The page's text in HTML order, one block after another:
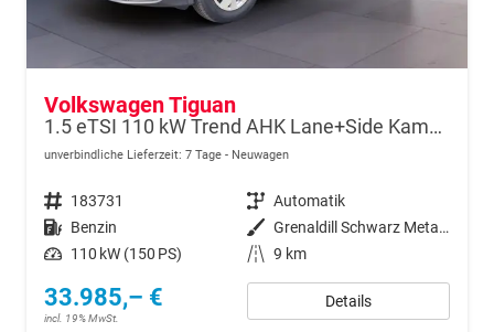
Volkswagen Tiguan
1.5 eTSI 110 kW Trend AHK Lane+Side Kamera VZE
unverbindliche Lieferzeit: 7 Tage Neuwagen
Fahrzeugnr. 183731 Getriebe Automatik
Kraftstoff Benzin Außenfarbe
Grenaldill Schwarz Metallic
Leistung 110 kW (150 PS) Kilometerstand 9 km
33.985,– €
incl. 19% MwSt.
Details